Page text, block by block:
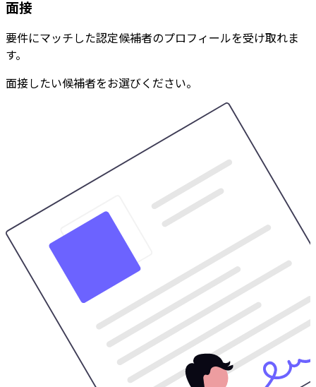
面接
要件にマッチした認定候補者のプロフィールを受け取れま
す。
面接したい候補者をお選びください。